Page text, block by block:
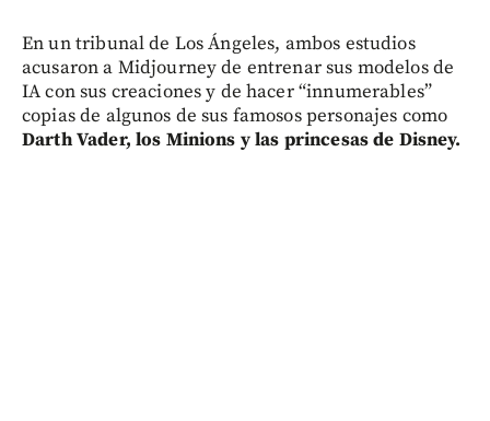
En un tribunal de Los Ángeles, ambos estudios
acusaron a Midjourney de entrenar sus modelos de
IA con sus creaciones y de hacer “innumerables”
copias de algunos de sus famosos personajes como
Darth Vader, los Minions y las princesas de Disney.